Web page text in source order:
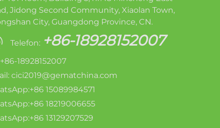
Jidong Second Community, Xiaolan Town,
City, Guangdong Province, CN.
Telefon: +86-18928152007
18928152007
cici2019@gematchina.com
15089984571
18219006655
13129207529